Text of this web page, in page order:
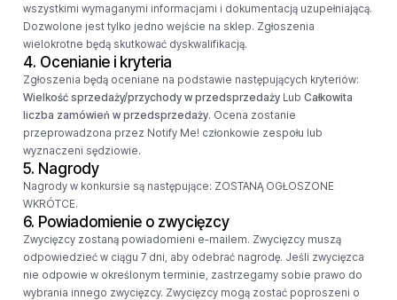
wszystkimi wymaganymi informacjami i dokumentacją uzupełniającą.
Dozwolone jest tylko jedno wejście na sklep. Zgłoszenia
wielokrotne będą skutkować dyskwalifikacją.
4. Ocenianie i kryteria
Zgłoszenia będą oceniane na podstawie następujących kryteriów:
Wielkość sprzedaży/przychody w przedsprzedażyLub Całkowita
liczba zamówień w przedsprzedaży. Ocena zostanie
przeprowadzona przez Notify Me! członkowie zespołu lub
wyznaczeni sędziowie.
5. Nagrody
Nagrody w konkursie są następujące: ZOSTANĄ OGŁOSZONE
WKRÓTCE.
6. Powiadomienie o zwycięzcy
Zwycięzcy zostaną powiadomieni e-mailem. Zwycięzcy muszą
odpowiedzieć w ciągu 7 dni, aby odebrać nagrodę. Jeśli zwycięzca
nie odpowie w określonym terminie, zastrzegamy sobie prawo do
wybrania innego zwycięzcy. Zwycięzcy mogą zostać poproszeni o